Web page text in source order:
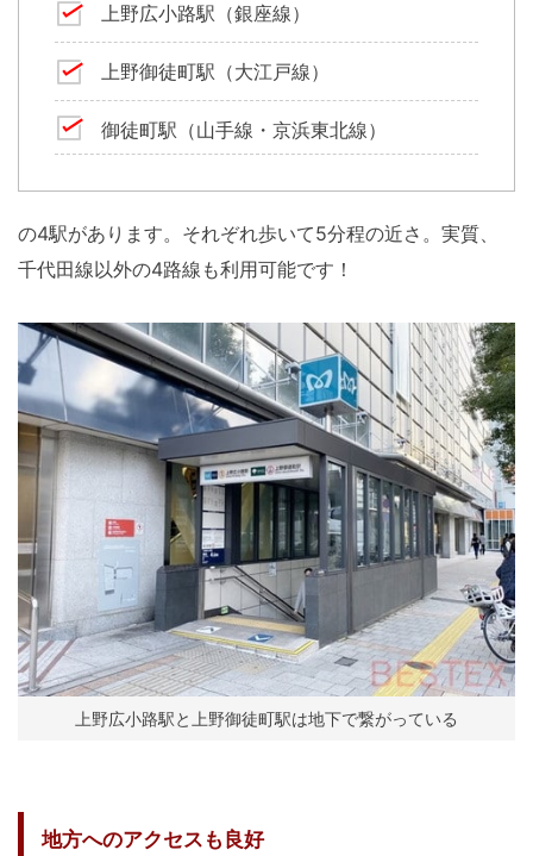
上野広小路駅（銀座線）
上野御徒町駅（大江戸線）
御徒町駅（山手線・京浜東北線）
の4駅があります。それぞれ歩いて5分程の近さ。実質、
千代田線以外の4路線も利用可能です！
上野広小路駅と上野御徒町駅は地下で繋がっている
地方へのアクセスも良好